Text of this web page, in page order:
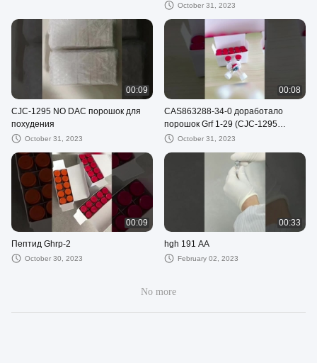
October 31, 2023
00:09
CJC-1295 NO DAC порошок для
похудения
October 31, 2023
00:08
CAS863288-34-0 доработало
порошок Grf 1-29 (CJC-1295
ОТСУТСТВИЕ DAC) для здания
October 31, 2023
00:09
Пептид Ghrp-2
October 30, 2023
00:33
hgh 191 AA
February 02, 2023
No more